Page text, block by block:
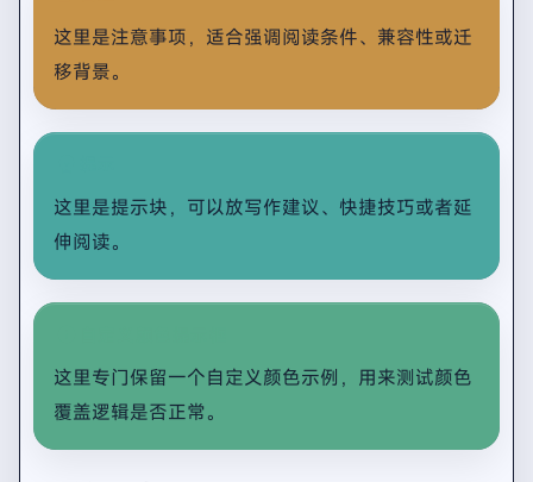
这里是注意事项，适合强调阅读条件、兼容性或迁
移背景。
这里是提示块，可以放写作建议、快捷技巧或者延
伸阅读。
这里专门保留一个自定义颜色示例，用来测试颜色
覆盖逻辑是否正常。